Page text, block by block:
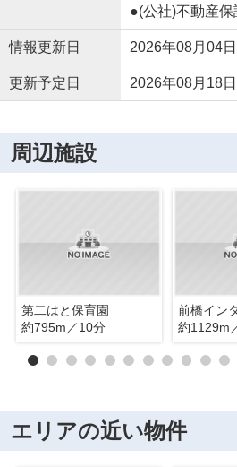
●(公社)不動産保
情報更新日 2026年08月04日
更新予定日 2026年08月18日
周辺施設
第二はと保育園
約795m／10分
約1129m
エリアの近い物件